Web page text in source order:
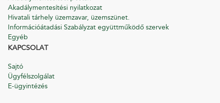
Akadálymentesítési nyilatkozat
Hivatali tárhely üzemzavar, üzemszünet.
Információátadási Szabályzat együttműködő szervek
Egyéb
KAPCSOLAT
Sajtó
Ügyfélszolgálat
E-ügyintézés